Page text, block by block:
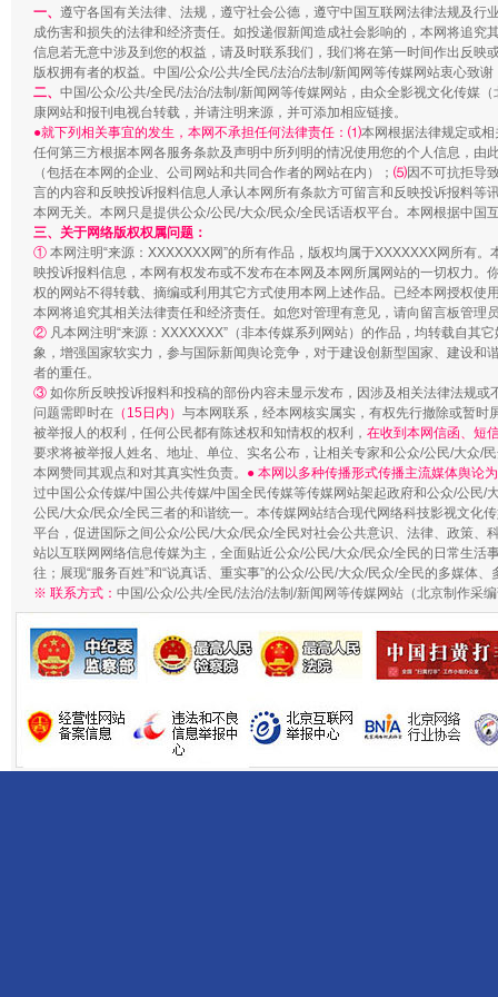
一、 遵守各国有关法律、法规，遵守社会公德，遵守中国互联网法律法规及
成伤害和损失的法律和经济责任。如投递假新闻造成社会影响的，本网将追
信息若无意中涉及到您的权益，请及时联系我们，我们将在第一时间作出反
版权拥有者的权益。中国/公众/公共/全民/法治/法制/新闻网等传媒网站衷心致谢
二、 中国/公众/公共/全民/法治/法制/新闻网等传媒网站，由众全影视文化传媒
康网站和报刊电视台转载，并请注明来源，并可添加相应链接。
●就下列相关事宜的发生，本网不承担任何法律责任：⑴本网根据法律规定或
任何第三方根据本网各服务条款及声明中所列明的情况使用您的个人信息，由
（包括在本网的企业、公司网站和共同合作者的网站在内）； ⑸因不可抗拒导
言的内容和反映投诉报料信息人承认本网所有条款方可留言和反映投诉报料
本网无关。本网只是提供公众/公民/大众/民众/全民话语权平台。本网根据中
三、关于网络版权权属问题：
① 本网注明“来源：XXXXXXX网”的所有作品，版权均属于XXXXXXX网所有
映投诉报料信息，本网有权发布或不发布在本网及本网所属网站的一切权力
权的网站不得转载、摘编或利用其它方式使用本网上述作品。已经本网授权使
本网将追究其相关法律责任和经济责任。如您对管理有意见，请向留言板管理
② 凡本网注明“来源：XXXXXXX”（非本传媒系列网站）的作品，均转载自
象，增强国家软实力，参与国际新闻舆论竞争，对于建设创新型国家、建设
者的重任。
③ 如你所反映投诉报料和投稿的部份内容未显示发布，因涉及相关法律法规
问题需即时在 （15日内） 与本网联系，经本网核实属实，有权先行撤除或暂
被举报人的权利，任何公民都有陈述权和知情权的权利， 在收到本网信函、短
要求将被举报人姓名、地址、单位、实名公布，让相关专家和公众/公民/大众/
本网赞同其观点和对其真实性负责。 ● 本网以多种传播形式传播主流媒体舆论
过中国公众传媒/中国公共传媒/中国全民传媒等传媒网站架起政府和公众/公民
公民/大众/民众/全民三者的和谐统一。本传媒网站结合现代网络科技影视文化
平台，促进国际之间公众/公民/大众/民众/全民对社会公共意识、法律、政策
站以互联网网络信息传媒为主，全面贴近公众/公民/大众/民众/全民的日常生
往；展现“服务百姓”和“说真话、重实事”的公众/公民/大众/民众/全民的多媒体
※ 联系方式： 中国/公众/公共/全民/法治/法制/新闻网等传媒网站（北京制作采